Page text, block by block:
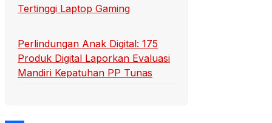
Tertinggi Laptop Gaming
Perlindungan Anak Digital: 175
Produk Digital Laporkan Evaluasi
Mandiri Kepatuhan PP Tunas